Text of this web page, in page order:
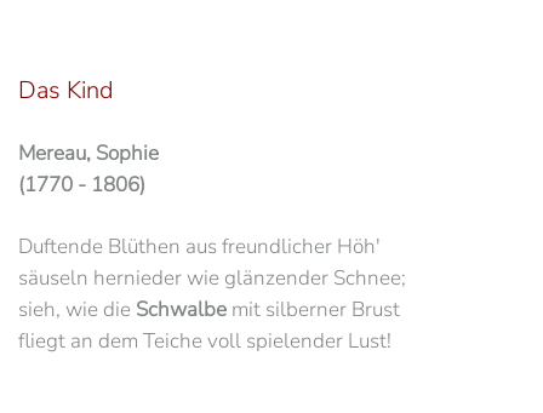
Das Kind
Mereau, Sophie
(1770 - 1806)
Duftende Blüthen aus freundlicher Höh'
säuseln hernieder wie glänzender Schnee;
sieh, wie die Schwalbe mit silberner Brust
fliegt an dem Teiche voll spielender Lust!